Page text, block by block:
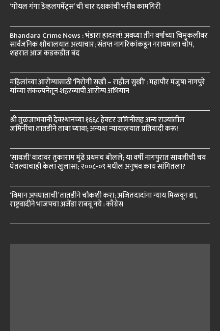
‘गोयल गंगा डेव्हलपमेंट्स’ ची चार दशकांची भरीव कामगिरी
Bhandara Crime News : भंडारा हादरलं! अवघ्या तीन वर्षांच्या चिमुकलीवर
सार्वजनिक शौचालयात अत्याचार; संतप्त नागरिकांकडून नराधमाला चोप,
शहरात आज कडकडीत बंद
महिलांच्या आरोग्यासाठी ‘निरोगी सखी – राहील सुखी’ : महापौर मंजुषा नागपुरे
यांच्या संकल्पनेतून शहरव्यापी आरोग्य अभियान
श्री तुळजाभवानी देवस्थानच्या १६६८ हेक्टर जमिनींसह अन्य राज्यांतील
जमिनींचा तातडीने ताबा घ्यावा; अन्यथा न्यायालयात प्रतिवादी करू!
‘सावजी’ वादावर तुकाराम मुंढे प्रथमच बोलले; या वर्षी नागपुरात सावजीची चव
घेतल्याचाही केला खुलासा; २००८-०९ मधील अनुभव काय सांगितला?
‘विमान अपघाताची’ तातडीने चौकशी करा; अजितदादांना न्याय मिळवून द्या,
राष्ट्रवादीने भाजपचा अजेंडा राबवू नये : काँग्रेस